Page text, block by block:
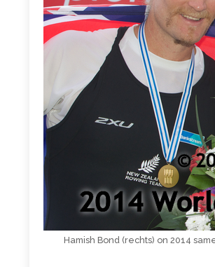
Hamish Bond (rechts) on 2014